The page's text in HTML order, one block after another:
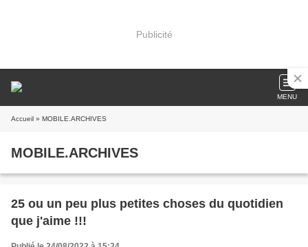
Publicité
MENU
Accueil » MOBILE.ARCHIVES
MOBILE.ARCHIVES
25 ou un peu plus petites choses du quotidien
que j'aime !!!